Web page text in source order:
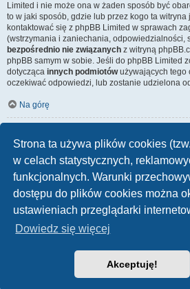
Strona ta używa plików cookies
w celach statystycznych,
funkcjonalnych. Warunki
dostępu do plików cookies można
ustawieniach przeglądarki
Dowiedz się więcej
Akceptuję!
Limited i nie może ona w żaden sposób być
to w jaki sposób, gdzie lub przez kogo ta witryna
kontaktować się z phpBB Limited w sprawach
(wstrzymania i zaniechania, odpowiedzialności,
bezpośrednio nie związanych z witryną
phpBB samym w sobie. Jeśli do phpBB Limited
dotycząca innych podmiotówużywających tego
oczekiwać odpowiedzi, lub zostanie udzielona
Na górę
Wszyscy użytkownicy witryny mogą używać –
przez administratora witryny – formularza
mogą także używać odnośnika „Zespół
Na górę
Strona domowa Strona główna
Polski pakiet językowy dostarcza